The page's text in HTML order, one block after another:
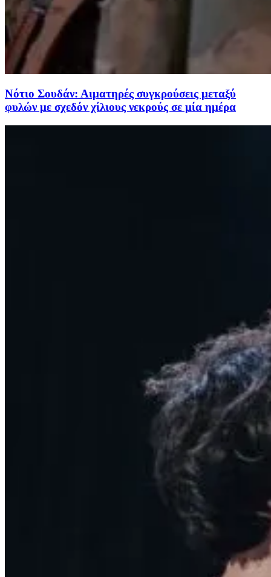
Νότιο Σουδάν: Αιματηρές συγκρούσεις μεταξύ
φυλών με σχεδόν χίλιους νεκρούς σε μία ημέρα